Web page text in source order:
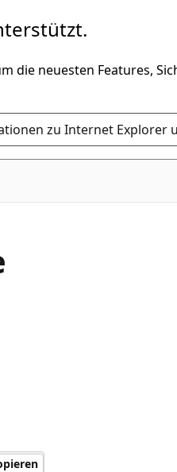
die neuesten Features,
zu Internet Explorer